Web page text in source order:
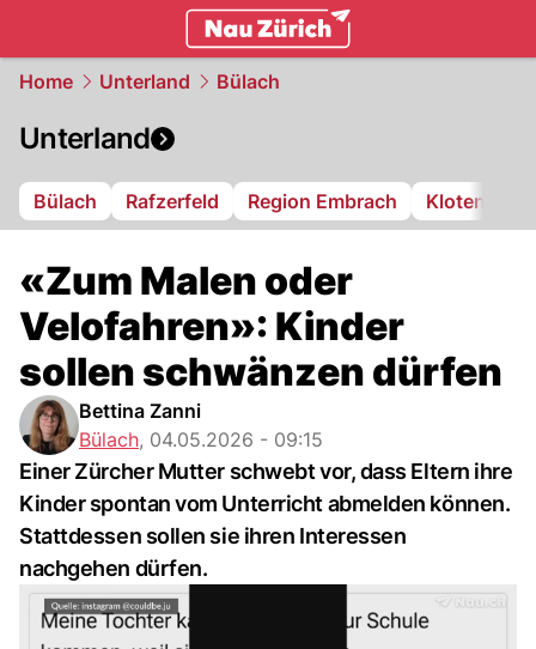
Home Unterland Bülach
Unterland
Bülach Rafzerfeld Region Embrach Kloten
«Zum Malen oder
Velofahren»: Kinder
sollen schwänzen dürfen
Bettina Zanni
Bülach, 04.05.2026 - 09:15
Einer Zürcher Mutter schwebt vor, dass Eltern ihre
Kinder spontan vom Unterricht abmelden können.
Stattdessen sollen sie ihren Interessen
nachgehen dürfen.